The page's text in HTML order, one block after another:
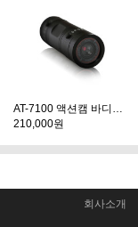
210,000원
회사소개